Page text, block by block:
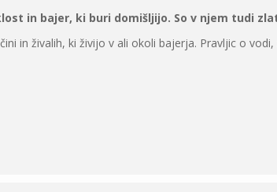
in bajer, ki buri domišljijo. So v njem tudi
in živalih, ki živijo v ali okoli bajerja. Pravljic o